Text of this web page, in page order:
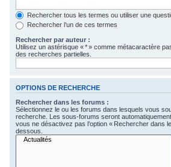
Rechercher tous les termes ou utiliser une
Rechercher l’un de ces termes
Rechercher par auteur :
Utilisez un astérisque « * » comme métacaractère
des recherches partielles.
OPTIONS DE RECHERCHE
Rechercher dans les forums :
Sélectionnez le ou les forums dans lesquels vous
recherche. Les sous-forums seront
vous ne désactivez pas l’option « Rechercher dans
dessous.